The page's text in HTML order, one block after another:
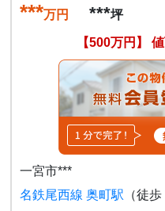
***万円 ***坪
【500万円】
一宮市***
名鉄尾西線 奥町駅 （徒歩